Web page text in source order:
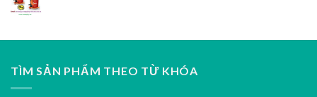
TÌM SẢN PHẨM THEO TỪ KHÓA